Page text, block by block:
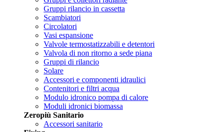
Gruppi rilancio in cassetta
Scambiatori
Circolatori
Vasi espansione
Valvole termostatizzabili e detentori
Valvola di non ritorno a sede piana
Gruppi di rilancio
Solare
Accessori e componenti idraulici
Contenitori e filtri acqua
Modulo idronico pompa di calore
Moduli idronici biomassa
Zeropiù Sanitario
Accessori sanitario